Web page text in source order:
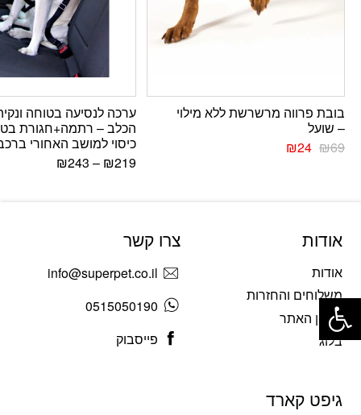
בובת פרווה מרשרשת ללא מילוי
– שועל
₪69
₪24
ערכה לנסיעה בטוחה
הכלב – רתמה+חגורת
כיסוי למושב האחורי
₪219
–
₪243
אודות
אודות
משלוחים והחזרות
תקנון האתר
בלוג
צרו קשר
info@superpet.co.il
0515050190
פייסבוק
גיפט קארד
פתח סרגל נגישות